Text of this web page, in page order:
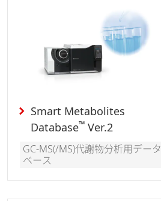
Smart Metabolites
Database™ Ver.2
GC-MS(/MS)代謝物分析用データ
ベース